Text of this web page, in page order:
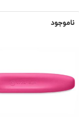
ناموجود